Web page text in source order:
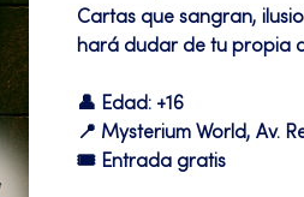
Cartas que sangran,
hará dudar de tu propia
👤 Edad: +16
📍 Mysterium World, Av.
🎟️ Entrada gratis